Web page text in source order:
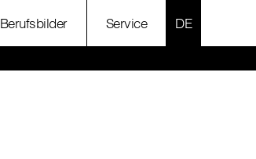
Berufsbilder Service SPRACHE